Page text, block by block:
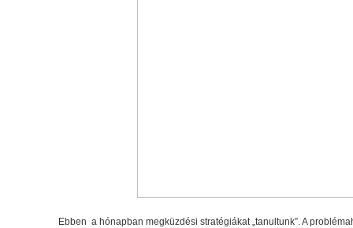
Ebben a hónapban megküzdési stratégiákat „tanultunk”. A